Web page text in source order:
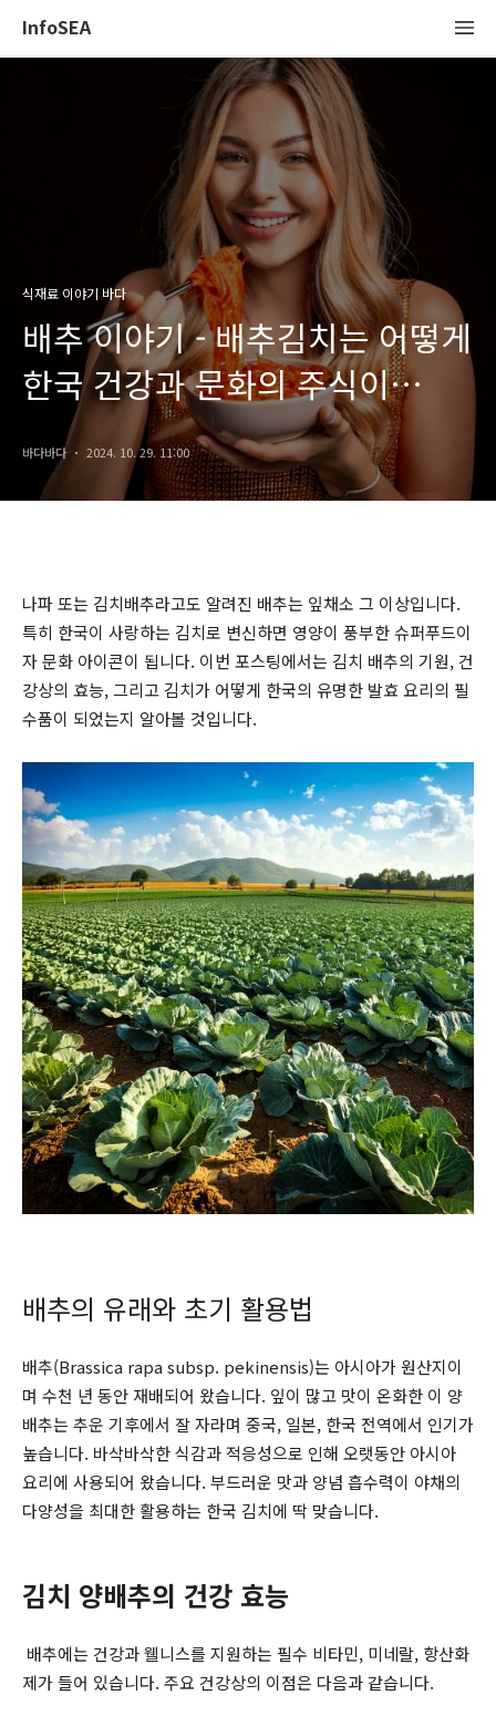
InfoSEA
식재료 이야기 바다
배추 이야기 - 배추김치는 어떻게
한국 건강과 문화의 주식이
되었나요?
바다바다 2024. 10. 29. 11:00
나파 또는 김치배추라고도 알려진 배추는 잎채소 그 이상입니다.
특히 한국이 사랑하는 김치로 변신하면 영양이 풍부한 슈퍼푸드이
자 문화 아이콘이 됩니다. 이번 포스팅에서는 김치 배추의 기원, 건
강상의 효능, 그리고 김치가 어떻게 한국의 유명한 발효 요리의 필
수품이 되었는지 알아볼 것입니다.
배추의 유래와 초기 활용법
배추(Brassica rapa subsp. pekinensis)는 아시아가 원산지이
며 수천 년 동안 재배되어 왔습니다. 잎이 많고 맛이 온화한 이 양
배추는 추운 기후에서 잘 자라며 중국, 일본, 한국 전역에서 인기가
높습니다. 바삭바삭한 식감과 적응성으로 인해 오랫동안 아시아
요리에 사용되어 왔습니다. 부드러운 맛과 양념 흡수력이 야채의
다양성을 최대한 활용하는 한국 김치에 딱 맞습니다.
김치 양배추의 건강 효능
배추에는 건강과 웰니스를 지원하는 필수 비타민, 미네랄, 항산화
제가 들어 있습니다. 주요 건강상의 이점은 다음과 같습니다.